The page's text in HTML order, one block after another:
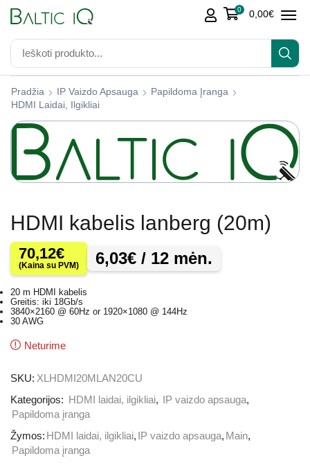
0 0,00€
Pradžia IP Vaizdo Apsauga
Papildoma Įranga
HDMI Laidai, Ilgikliai
HDMI kabelis lanberg (20m)
70,12€
(Kaina su PVM) 6,03€ / 12 mėn.
20 m HDMI kabelis
Greitis: iki 18Gb/s
3840×2160 @ 60Hz or 1920×1080 @ 144Hz
30 AWG
Neturime
SKU: XLHDMI20MLAN20CU
Kategorijos: HDMI laidai, ilgikliai, IP vaizdo apsauga,
Papildoma įranga
Žymos: HDMI laidai, ilgikliai, IP vaizdo apsauga, Main,
Papildoma įranga